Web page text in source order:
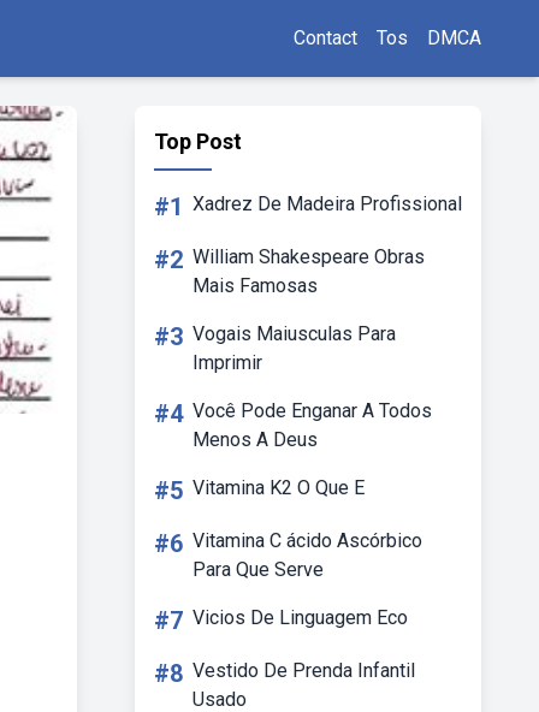
Contact Tos DMCA
Top Post
#1 Xadrez De Madeira Profissional
#2 William Shakespeare Obras
Mais Famosas
#3 Vogais Maiusculas Para
Imprimir
#4 Você Pode Enganar A Todos
Menos A Deus
#5 Vitamina K2 O Que E
#6 Vitamina C ácido Ascórbico
Para Que Serve
#7 Vicios De Linguagem Eco
#8 Vestido De Prenda Infantil
Usado